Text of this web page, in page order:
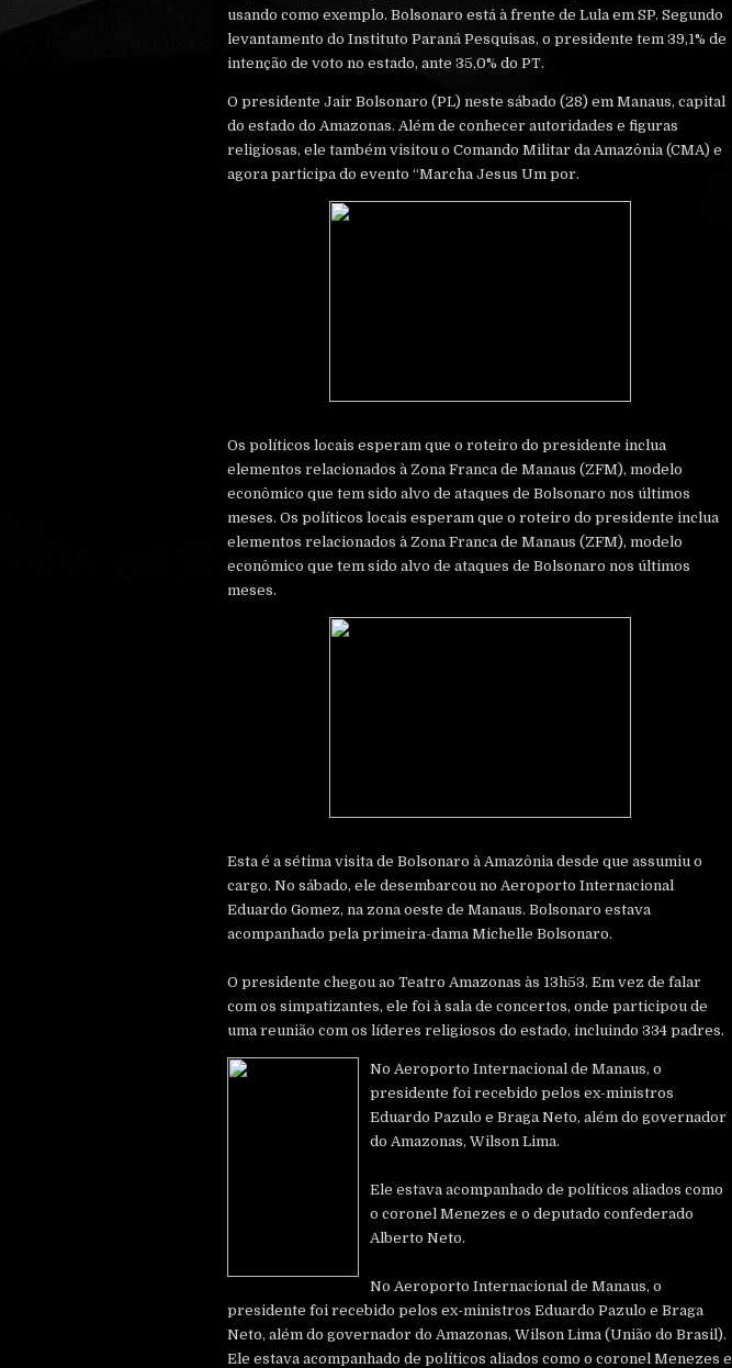
usando como exemplo. Bolsonaro está à frente de Lula em SP. Segundo
levantamento do Instituto Paraná Pesquisas, o presidente tem 39,1% de
intenção de voto no estado, ante 35,0% do PT.
O presidente Jair Bolsonaro (PL) neste sábado (28) em Manaus, capital
do estado do Amazonas. Além de conhecer autoridades e figuras
religiosas, ele também visitou o Comando Militar da Amazônia (CMA) e
agora participa do evento “Marcha Jesus Um por.
Os políticos locais esperam que o roteiro do presidente inclua
elementos relacionados à Zona Franca de Manaus (ZFM), modelo
econômico que tem sido alvo de ataques de Bolsonaro nos últimos
meses. Os políticos locais esperam que o roteiro do presidente inclua
elementos relacionados à Zona Franca de Manaus (ZFM), modelo
econômico que tem sido alvo de ataques de Bolsonaro nos últimos
meses.
Esta é a sétima visita de Bolsonaro à Amazônia desde que assumiu o
cargo. No sábado, ele desembarcou no Aeroporto Internacional
Eduardo Gomez, na zona oeste de Manaus. Bolsonaro estava
acompanhado pela primeira-dama Michelle Bolsonaro.
O presidente chegou ao Teatro Amazonas às 13h53. Em vez de falar
com os simpatizantes, ele foi à sala de concertos, onde participou de
uma reunião com os líderes religiosos do estado, incluindo 334 padres.
No Aeroporto Internacional de Manaus, o
presidente foi recebido pelos ex-ministros
Eduardo Pazulo e Braga Neto, além do governador
do Amazonas, Wilson Lima.
Ele estava acompanhado de políticos aliados como
o coronel Menezes e o deputado confederado
Alberto Neto.
No Aeroporto Internacional de Manaus, o
presidente foi recebido pelos ex-ministros Eduardo Pazulo e Braga
Neto, além do governador do Amazonas, Wilson Lima (União do Brasil).
Ele estava acompanhado de políticos aliados como o coronel Menezes e